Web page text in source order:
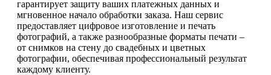
гарантирует защиту ваших платежных данных и
мгновенное начало обработки заказа. Наш сервис
предоставляет цифровое изготовление и печать
фотографий, а также разнообразные форматы печати –
от снимков на стену до свадебных и цветных
фотографии, обеспечивая профессиональный результат
каждому клиенту.